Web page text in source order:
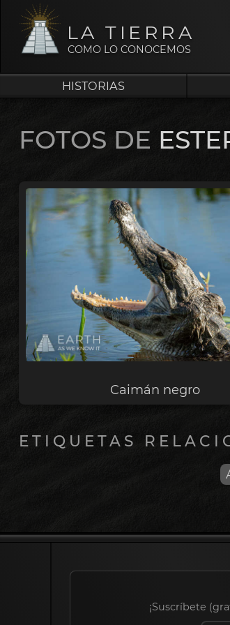
LA TIERRA
COMO LO CONOCEMOS
HISTORIAS
FOTOS DE
Caimán negro
ETIQUETAS
¡Suscríbete